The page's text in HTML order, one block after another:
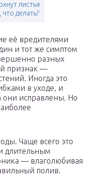
листья
делать?
её вредителями
и тот же симптом
разных
признак —
Иногда это
в уходе, и
они исправлены. Но
Чаще всего это
длительным
— влаголюбивая
полив.